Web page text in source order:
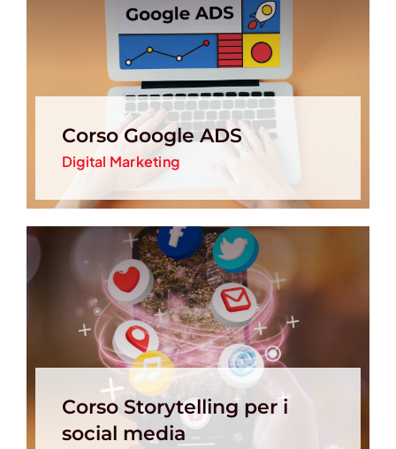
Corso Google ADS
Digital Marketing
Corso Storytelling per i
social media